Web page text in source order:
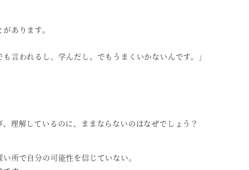
あります。
も言われるし、学んだし。でもうまくいかないんです。」
理解しているのに、ままならないのはなぜでしょう？
所で自分の可能性を信じていない。